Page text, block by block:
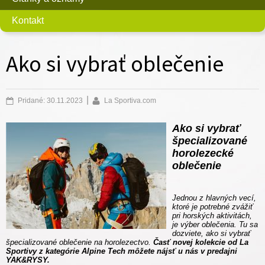
Kontakt
Ako si vybrať oblečenie
Pridané: 30.11.2023 La Sportiva.com
Ako si vybrať
špecializované
horolezecké
oblečenie
Jednou z hlavných vecí,
ktoré je potrebné zvážiť
pri horských aktivitách,
je výber oblečenia. Tu sa
dozviete, ako si vybrať
špecializované oblečenie na horolezectvo. Časť novej kolekcie od La
Sportivy z kategórie Alpine Tech môžete nájsť u nás v predajni
YAK&RYSY.